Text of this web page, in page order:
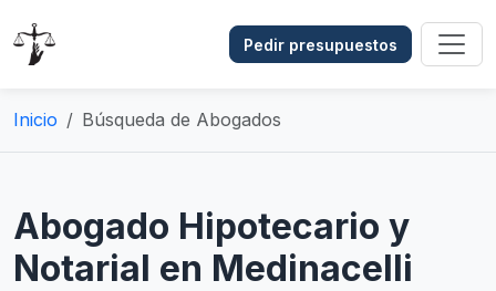
Pedir presupuestos
Inicio Búsqueda de Abogados
Abogado Hipotecario y
Notarial en Medinacelli